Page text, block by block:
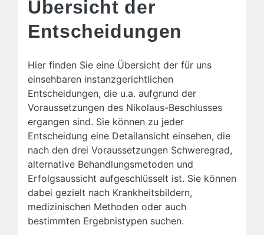
Übersicht der
Entscheidungen
Hier finden Sie eine Übersicht der für uns
einsehbaren instanzgerichtlichen
Entscheidungen, die u.a. aufgrund der
Voraussetzungen des Nikolaus-Beschlusses
ergangen sind. Sie können zu jeder
Entscheidung eine Detailansicht einsehen, die
nach den drei Voraussetzungen Schweregrad,
alternative Behandlungsmetoden und
Erfolgsaussicht aufgeschlüsselt ist. Sie können
dabei gezielt nach Krankheitsbildern,
medizinischen Methoden oder auch
bestimmten Ergebnistypen suchen.